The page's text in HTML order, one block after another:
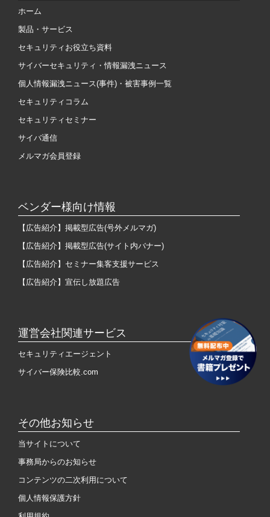
ホーム
製品・サービス
セキュリティお役立ち資料
サイバーセキュリティ・情報漏洩ニュース
個人情報漏洩ニュース(事件)・被害事例一覧
セキュリティコラム
セキュリティセミナー
サイバ通信
メルマガ会員登録
ベンダー様向け情報
【広告紹介】掲載型広告(号外メルマガ)
【広告紹介】掲載型広告(サイト内バナー)
【広告紹介】セミナー集客支援サービス
【広告紹介】宣伝し放題広告
運営会社関連サービス
セキュリティエージェント
サイバー保険比較.com
その他お知らせ
当サイトについて
事務局からのお知らせ
コンテンツの二次利用について
個人情報保護方針